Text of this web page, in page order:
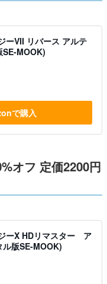
ーVII リバース アルテ
SE-MOOK)
で購入
オフ 定価2200円
ーX HDリマスター ア
版SE-MOOK)